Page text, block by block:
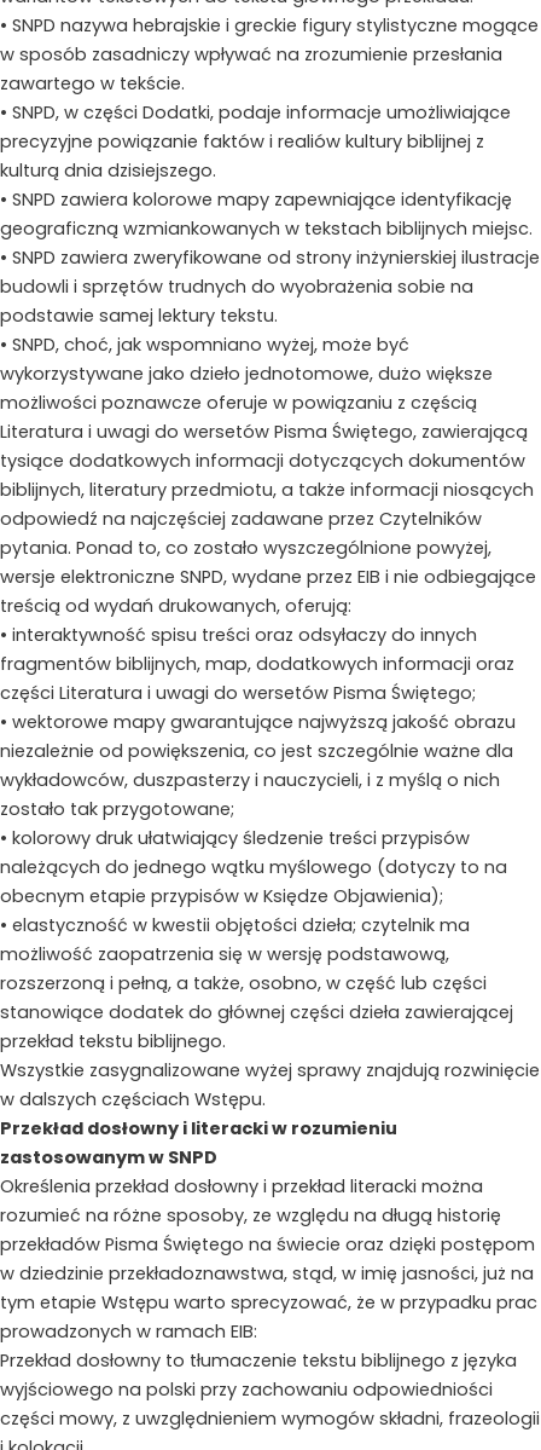
• SNPD nazywa hebrajskie i greckie figury stylistyczne mogące
w sposób zasadniczy wpływać na zrozumienie przesłania
zawartego w tekście.
• SNPD, w części Dodatki, podaje informacje umożliwiające
precyzyjne powiązanie faktów i realiów kultury biblijnej z
kulturą dnia dzisiejszego.
• SNPD zawiera kolorowe mapy zapewniające identyfikację
geograficzną wzmiankowanych w tekstach biblijnych miejsc.
• SNPD zawiera zweryfikowane od strony inżynierskiej ilustracje
budowli i sprzętów trudnych do wyobrażenia sobie na
podstawie samej lektury tekstu.
• SNPD, choć, jak wspomniano wyżej, może być
wykorzystywane jako dzieło jednotomowe, dużo większe
możliwości poznawcze oferuje w powiązaniu z częścią
Literatura i uwagi do wersetów Pisma Świętego, zawierającą
tysiące dodatkowych informacji dotyczących dokumentów
biblijnych, literatury przedmiotu, a także informacji niosących
odpowiedź na najczęściej zadawane przez Czytelników
pytania. Ponad to, co zostało wyszczególnione powyżej,
wersje elektroniczne SNPD, wydane przez EIB i nie odbiegające
treścią od wydań drukowanych, oferują:
• interaktywność spisu treści oraz odsyłaczy do innych
fragmentów biblijnych, map, dodatkowych informacji oraz
części Literatura i uwagi do wersetów Pisma Świętego;
• wektorowe mapy gwarantujące najwyższą jakość obrazu
niezależnie od powiększenia, co jest szczególnie ważne dla
wykładowców, duszpasterzy i nauczycieli, i z myślą o nich
zostało tak przygotowane;
• kolorowy druk ułatwiający śledzenie treści przypisów
należących do jednego wątku myślowego (dotyczy to na
obecnym etapie przypisów w Księdze Objawienia);
• elastyczność w kwestii objętości dzieła; czytelnik ma
możliwość zaopatrzenia się w wersję podstawową,
rozszerzoną i pełną, a także, osobno, w część lub części
stanowiące dodatek do głównej części dzieła zawierającej
przekład tekstu biblijnego.
Wszystkie zasygnalizowane wyżej sprawy znajdują rozwinięcie
w dalszych częściach Wstępu.
Przekład dosłowny i literacki w rozumieniu
zastosowanym w SNPD
Określenia przekład dosłowny i przekład literacki można
rozumieć na różne sposoby, ze względu na długą historię
przekładów Pisma Świętego na świecie oraz dzięki postępom
w dziedzinie przekładoznawstwa, stąd, w imię jasności, już na
tym etapie Wstępu warto sprecyzować, że w przypadku prac
prowadzonych w ramach EIB:
Przekład dosłowny to tłumaczenie tekstu biblijnego z języka
wyjściowego na polski przy zachowaniu odpowiedniości
części mowy, z uwzględnieniem wymogów składni, frazeologii